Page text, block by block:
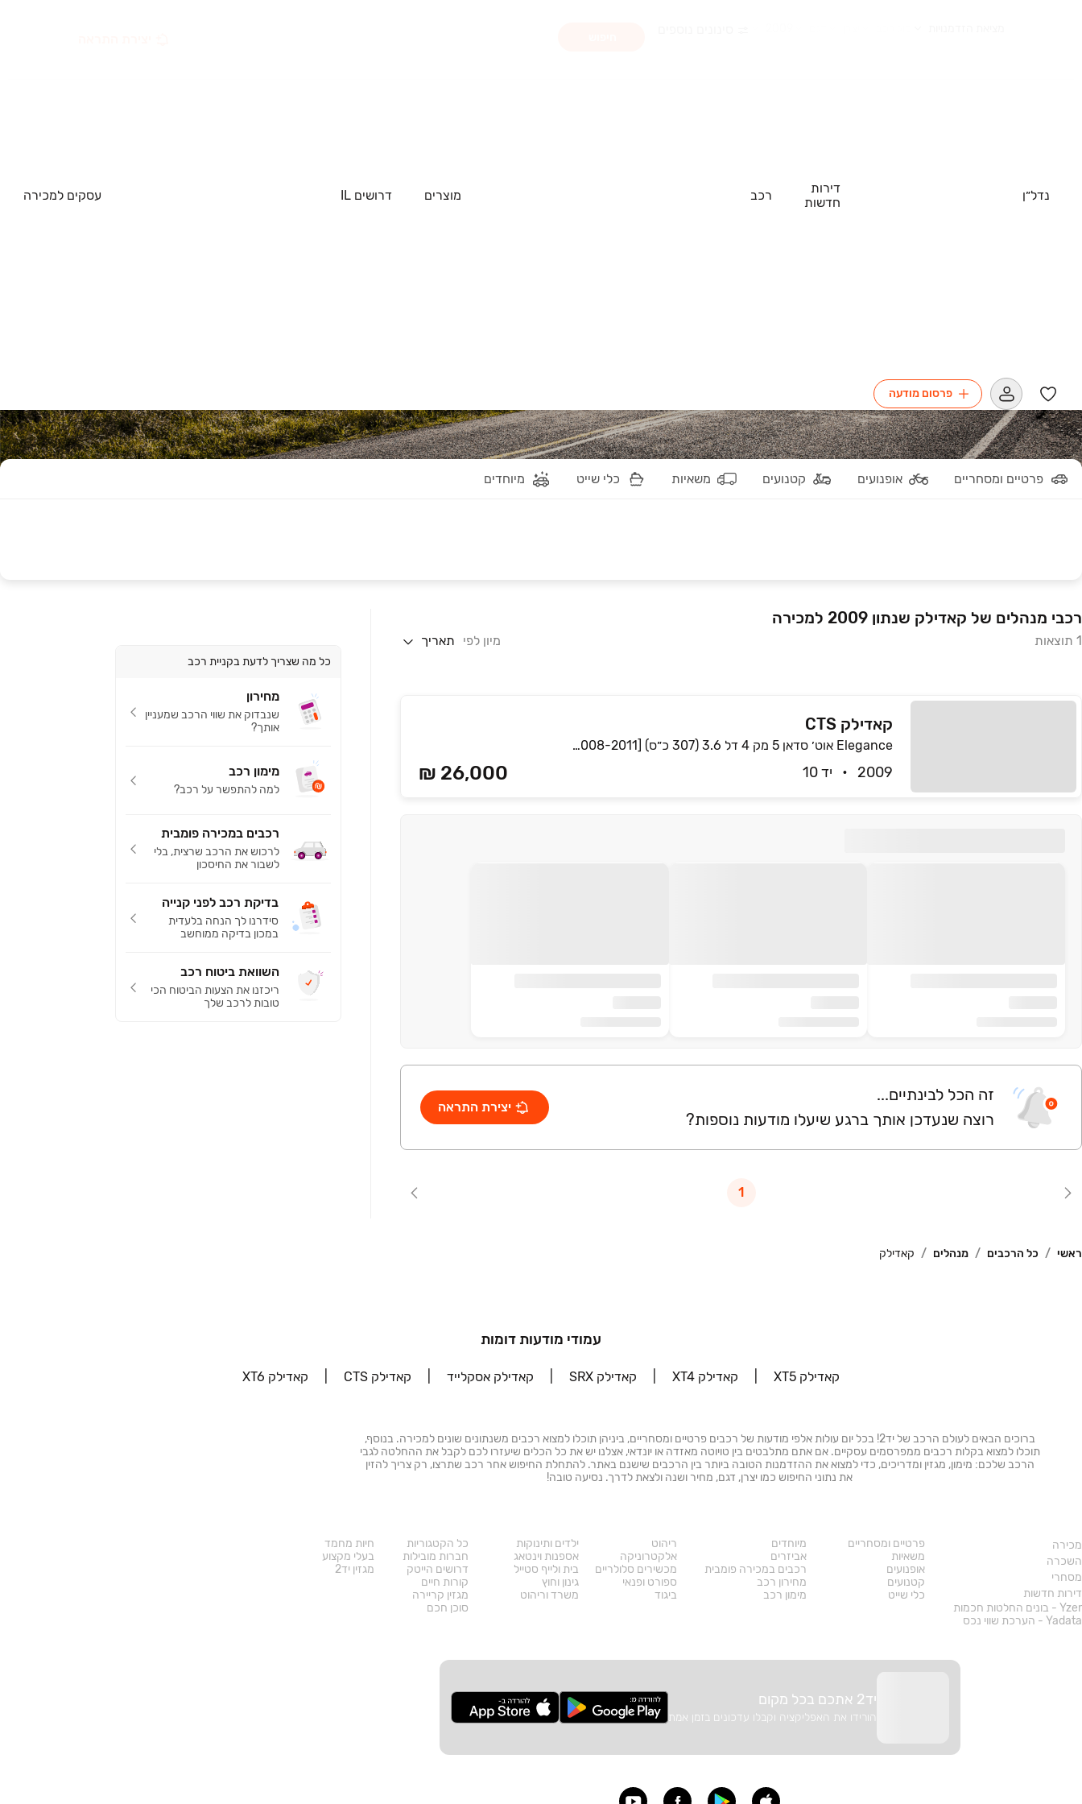
נדל״ן
דירות
חדשות
רכב מוצרים דרושים IL עסקים למכירה
פרסום מודעה
פרטיים ומסחריים אופנועים קטנועים משאיות כלי שייט מיוחדים
רכבי מנהלים של קאדילק שנתון 2009 למכירה
1 תוצאות מיון לפי תאריך
קאדילק CTS
Elegance אוט׳ סדאן 5 מק 4 דל 3.6 (307 כ״ס) [2008-2011]
2009   •   יד 10 26,000 ₪
זה הכל לבינתיים...
רוצה שנעדכן אותך ברגע שיעלו מודעות נוספות?
יצירת התראה
1
כל מה שצריך לדעת בקניית רכב
מחירון
שנבדוק את שווי הרכב שמעניין
אותך?
מימון רכב
למה להתפשר על רכב?
רכבים במכירה פומבית
לרכוש את הרכב שרצית, בלי
לשבור את החיסכון
בדיקת רכב לפני קנייה
סידרנו לך הנחה בלעדית
במכון בדיקה ממוחשב
השוואת ביטוח רכב
ריכזנו את הצעות הביטוח הכי
טובות לרכב שלך
ראשי כל הרכבים מנהלים קאדילק
עמודי מודעות דומות
‫‫קאדילק XT5‬‬ ‫‫קאדילק XT4‬‬ ‫‫קאדילק SRX‬‬ ‫‫קאדילק אסקלייד‬‬ ‫‫קאדילק CTS‬‬ ‫‫קאדילק XT6‬‬
ברוכים הבאים לעולם הרכב של יד2! בכל יום עולות אלפי מודעות של רכבים פרטיים ומסחריים, ביניהן תוכלו למצוא רכבים משנתונים שונים למכירה. בנוסף,
תוכלו למצוא בקלות רכבים ממפרסמים עסקיים. אם אתם מתלבטים בין טויוטה מאזדה או יונדאי, אצלנו יש את כל הכלים שיעזרו לכם לקבל את ההחלטה לגבי
הרכב שלכם: מימון, מגזין ומדריכים, כדי למצוא את ההזדמנות הטובה ביותר בין הרכבים שישנם באתר. להתחלת החיפוש אחר רכב שתרצו, רק צריך להזין
את נתוני החיפוש כמו יצרן, דגם, מחיר ושנה ולצאת לדרך. נסיעה טובה!
מכירה
השכרה
מסחרי
דירות חדשות
Yzer - בונים החלטות חכמות
Yadata - הערכת שווי נכס
פרטיים ומסחריים
משאיות
אופנועים
קטנועים
כלי שייט
מיוחדים
אביזרים
רכבים במכירה פומבית
מחירון רכב
מימון רכב
ריהוט
אלקטרוניקה
מכשירים סלולריים
ספורט ופנאי
ביגוד
ילדים ותינוקות
אספנות וינטאג
בית ולייף סטייל
גינון וחוץ
משרד וריהוט
כל הקטגוריות
חברות מובילות
דרושים הייטק
קורות חיים
מגזין קריירה
סוכן חכם
חיות מחמד
בעלי מקצוע
מגזין יד2
יד2 אתכם בכל מקום
הורידו את האפליקציה וקבלו עדכונים בזמן אמת